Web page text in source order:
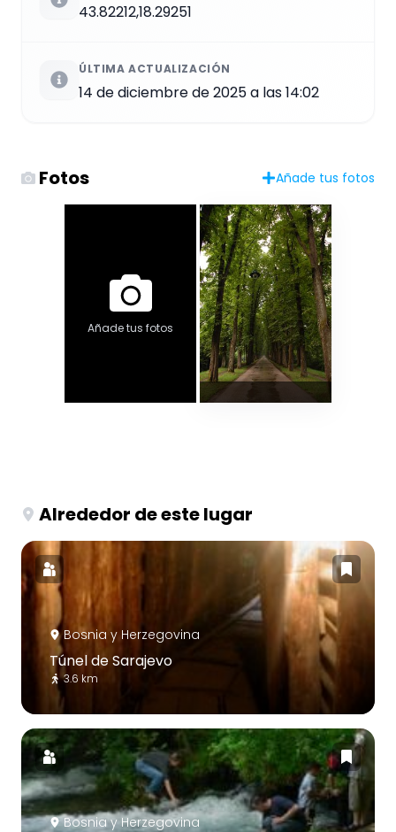
43.82212,18.29251
ÚLTIMA ACTUALIZACIÓN
14 de diciembre de 2025 a las 14:02
Fotos Añade tus fotos
Añade tus fotos
Alrededor de este lugar
Bosnia y Herzegovina
Túnel de Sarajevo
3.6 km
Bosnia y Herzegovina